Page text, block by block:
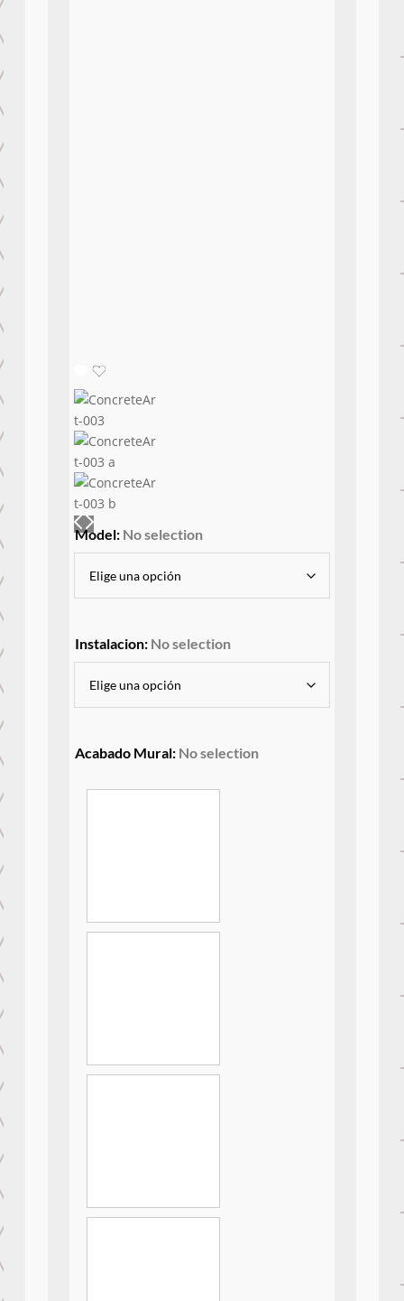
Model: No selection
Instalacion: No selection
Acabado Mural: No selection